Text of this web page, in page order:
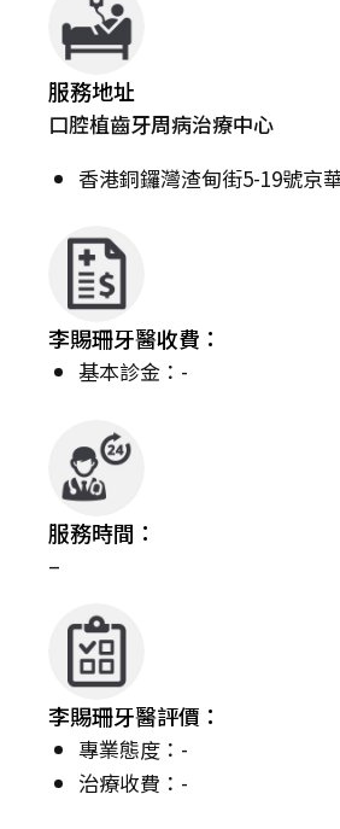
服務地址
口腔植齒牙周病治療中心
香港銅鑼灣渣甸街5-19號京
李賜珊牙醫收費：
基本診金：-
服務時間：
–
李賜珊牙醫評價：
專業態度：-
治療收費：-